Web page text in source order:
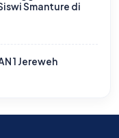
Smanture di
1 Jereweh